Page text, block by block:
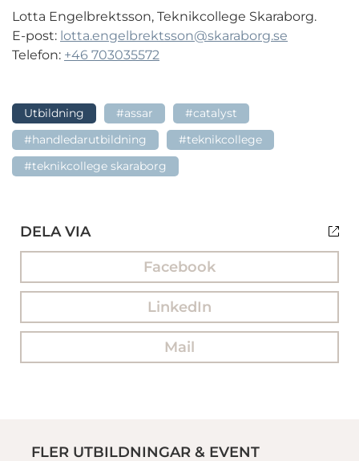
Lotta Engelbrektsson, Teknikcollege Skaraborg.
E-post: lotta.engelbrektsson@skaraborg.se
Telefon: +46 703035572
Utbildning #assar
#catalyst
#handledarutbildning
#teknikcollege
#teknikcollege skaraborg
DELA VIA
Facebook
LinkedIn
Mail
FLER UTBILDNINGAR & EVENT